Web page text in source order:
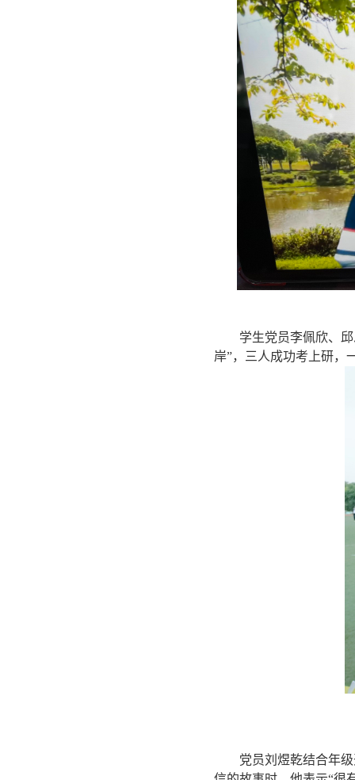
学生党员李佩欣、
岸”，三人成功考上研，
党员刘煜乾结合年